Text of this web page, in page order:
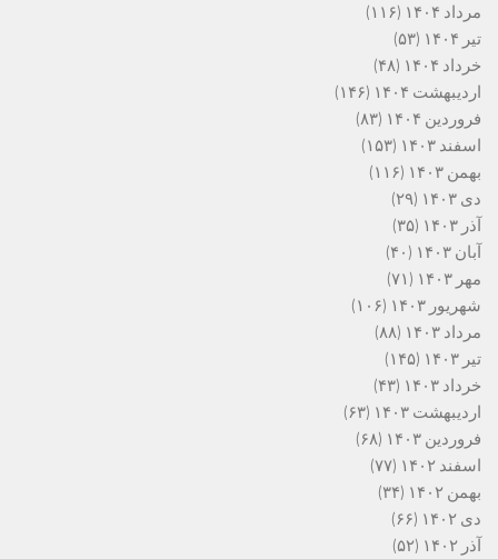
مرداد ۱۴۰۴
(۱۱۶)
تیر ۱۴۰۴
(۵۳)
خرداد ۱۴۰۴
(۴۸)
اردیبهشت ۱۴۰۴
(۱۴۶)
فروردین ۱۴۰۴
(۸۳)
اسفند ۱۴۰۳
(۱۵۳)
بهمن ۱۴۰۳
(۱۱۶)
دی ۱۴۰۳
(۲۹)
آذر ۱۴۰۳
(۳۵)
آبان ۱۴۰۳
(۴۰)
مهر ۱۴۰۳
(۷۱)
شهریور ۱۴۰۳
(۱۰۶)
مرداد ۱۴۰۳
(۸۸)
تیر ۱۴۰۳
(۱۴۵)
خرداد ۱۴۰۳
(۴۳)
اردیبهشت ۱۴۰۳
(۶۳)
فروردین ۱۴۰۳
(۶۸)
اسفند ۱۴۰۲
(۷۷)
بهمن ۱۴۰۲
(۳۴)
دی ۱۴۰۲
(۶۶)
آذر ۱۴۰۲
(۵۲)